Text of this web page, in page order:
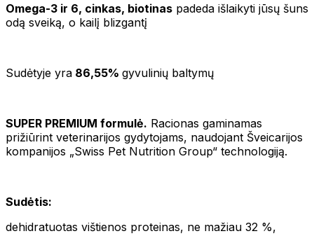
Omega-3 ir 6, cinkas, biotinas padeda išlaikyti jūsų šuns
odą sveiką, o kailį blizgantį
Sudėtyje yra 86,55% gyvulinių baltymų
SUPER PREMIUM formulė. Racionas gaminamas
prižiūrint veterinarijos gydytojams, naudojant Šveicarijos
kompanijos „Swiss Pet Nutrition Group“ technologiją.
Sudėtis:
dehidratuotas vištienos proteinas, ne mažiau 32 %,